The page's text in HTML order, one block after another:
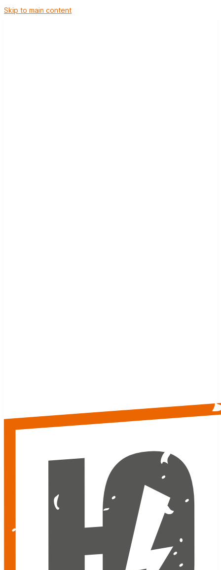
Skip to main content